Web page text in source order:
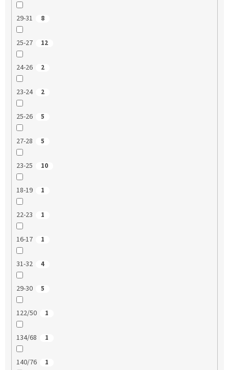
29-31 8
25-27 12
24-26 2
23-24 2
25-26 5
27-28 5
23-25 10
18-19 1
22-23 1
16-17 1
31-32 4
29-30 5
122/50 1
134/68 1
140/76 1